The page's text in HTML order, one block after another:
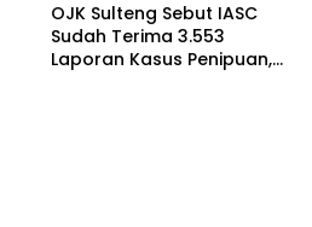
OJK Sulteng Sebut IASC
Sudah Terima 3.553
Laporan Kasus Penipuan,